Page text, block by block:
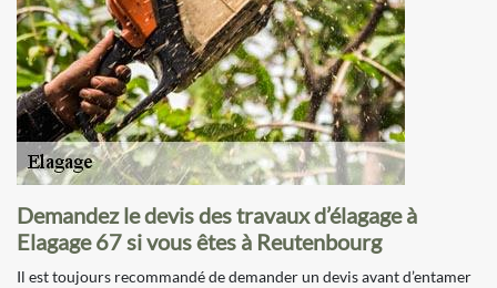
Demandez le devis des travaux d’élagage à
Elagage 67 si vous êtes à Reutenbourg
Il est toujours recommandé de demander un devis avant d’entamer